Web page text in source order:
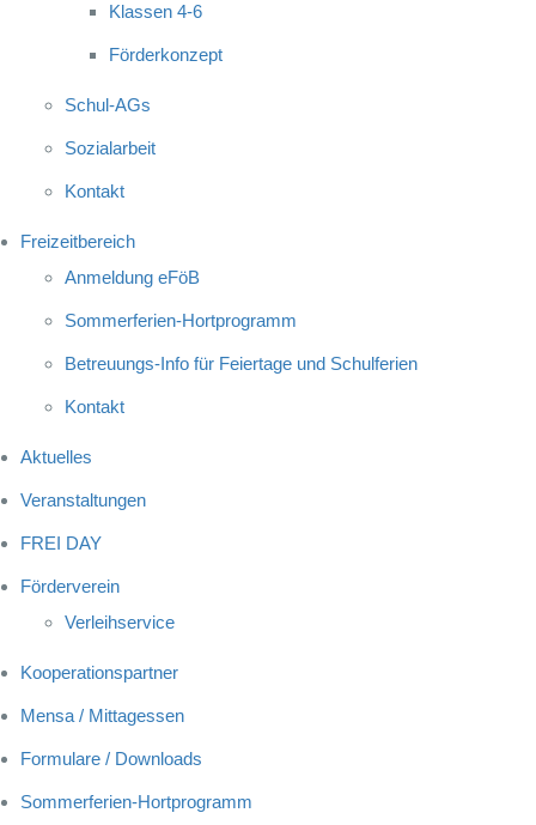
Klassen 4-6
Förderkonzept
Schul-AGs
Sozialarbeit
Kontakt
Freizeitbereich
Anmeldung eFöB
Sommerferien-Hortprogramm
Betreuungs-Info für Feiertage und Schulferien
Kontakt
Aktuelles
Veranstaltungen
FREI DAY
Förderverein
Verleihservice
Kooperationspartner
Mensa / Mittagessen
Formulare / Downloads
Sommerferien-Hortprogramm